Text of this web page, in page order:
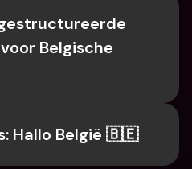
Belgische
Hallo België 🇧🇪